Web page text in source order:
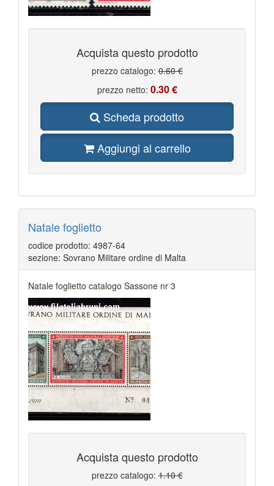
Acquista questo prodotto
prezzo catalogo:0.60 €
prezzo netto: 0.30 €
Scheda prodotto
Aggiungi al carrello
Natale foglietto
codice prodotto: 4987-64
sezione: Sovrano Militare ordine di Malta
Natale foglietto catalogo Sassone nr 3
Acquista questo prodotto
prezzo catalogo:1.10 €